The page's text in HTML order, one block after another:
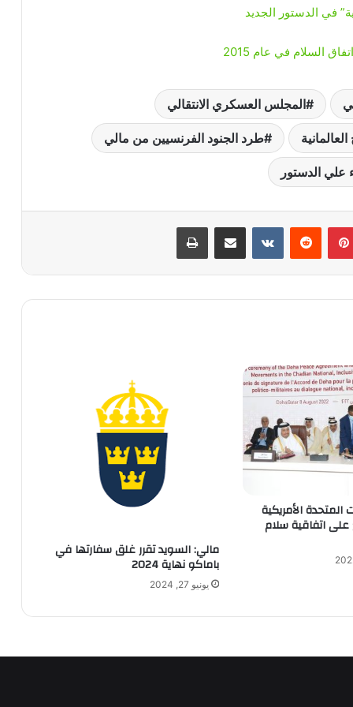
في الدستور الجديد
السلام في عام 2015
المجلس العسكري الانتقالي
طرد الجنود الفرنسيين من مالي
علي الدستور
بينتيريست
المتحدة الأمريكية
على اتفاقية سلام
مالي: السويد تقرر غلق سفارتها في
باماكو نهاية 2024
يونيو 27, 2024